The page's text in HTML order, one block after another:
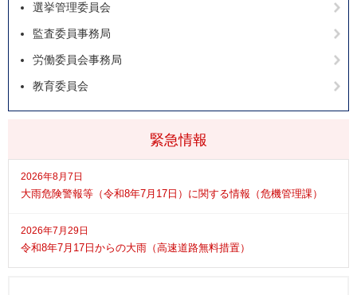
緊急情報
2026年8月7日
大雨危険警報等（令和8年7月17日）に関する情報（危機管理課）
2026年7月29日
令和8年7月17日からの大雨（高速道路無料措置）
選挙管理委員会
監査委員事務局
労働委員会事務局
教育委員会